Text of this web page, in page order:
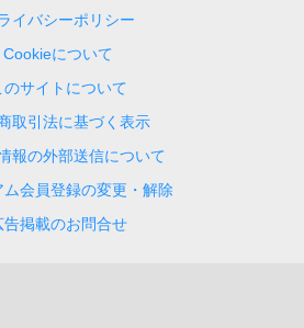
イバシーポリシー
Cookieについて
のサイトについて
取引法に基づく表示
報の外部送信について
ム会員登録の変更・解除
告掲載のお問合せ